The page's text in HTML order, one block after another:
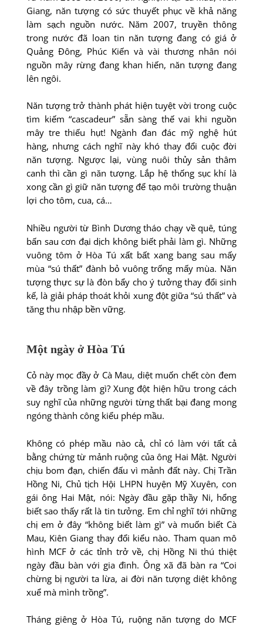
Giang, năn tượng có sức thuyết phục về khả năng
làm sạch nguồn nước. Năm 2007, truyền thông
trong nước đã loan tin năn tượng đang có giá ở
Quảng Ðông, Phúc Kiến và vài thương nhân nói
nguồn mây rừng đang khan hiến, năn tượng đang
lên ngôi.
Năn tượng trở thành phát hiện tuyệt vời trong cuộc
tìm kiếm “cascadeur” sẵn sàng thế vai khi nguồn
mây tre thiếu hụt! Ngành đan đác mỹ nghệ hút
hàng, nhưng cách nghĩ này khó thay đổi cuộc đời
năn tượng. Ngược lại, vùng nuôi thủy sản thâm
canh thì cần gì năn tượng. Lắp hệ thống sục khí là
xong cần gì giữ năn tượng để tạo môi trường thuận
lợi cho tôm, cua, cá…
Nhiều người từ Bình Dương tháo chạy về quê, túng
bấn sau cơn đại dịch không biết phải làm gì. Những
vuông tôm ở Hòa Tú xất bất xang bang sau mấy
mùa “sú thất” đành bỏ vuông trống mấy mùa. Năn
tượng thực sự là đòn bẩy cho ý tưởng thay đổi sinh
kế, là giải pháp thoát khỏi xung đột giữa “sú thất” và
tăng thu nhập bền vững.
Một ngày ở Hòa Tú
Cỏ này mọc đầy ở Cà Mau, diệt muốn chết còn đem
về đây trồng làm gì? Xung đột hiện hữu trong cách
suy nghĩ của những người từng thất bại đang mong
ngóng thành công kiểu phép mầu.
Không có phép mầu nào cả, chỉ có làm với tất cả
bằng chứng từ mảnh ruộng của ông Hai Mật. Người
chịu bom đạn, chiến đấu vì mảnh đất này. Chị Trần
Hồng Ni, Chủ tịch Hội LHPN huyện Mỹ Xuyên, con
gái ông Hai Mật, nói: Ngày đầu gặp thầy Ni, hổng
biết sao thấy rất là tin tưởng. Em chỉ nghĩ tới những
chị em ở đây “không biết làm gì” và muốn biết Cà
Mau, Kiên Giang thay đổi kiểu nào. Tham quan mô
hình MCF ở các tỉnh trở về, chị Hồng Ni thú thiệt
ngày đầu bàn với gia đình. Ông xã đã bàn ra “Coi
chừng bị người ta lừa, ai đời năn tượng diệt không
xuể mà mình trồng”.
Tháng giêng ở Hòa Tú, ruộng năn tượng do MCF